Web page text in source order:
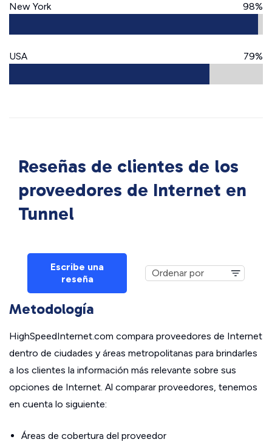
New York 98%
USA 79%
Reseñas de clientes de los
proveedores de Internet en
Tunnel
Escribe una
reseña
Metodología
HighSpeedInternet.com compara proveedores de Internet
dentro de ciudades y áreas metropolitanas para brindarles
a los clientes la información más relevante sobre sus
opciones de Internet. Al comparar proveedores, tenemos
en cuenta lo siguiente:
Áreas de cobertura del proveedor